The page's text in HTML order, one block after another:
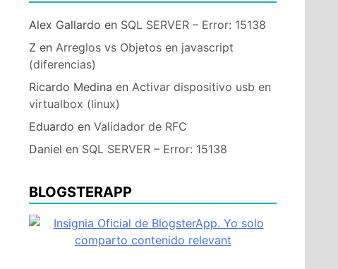
Alex Gallardo en SQL SERVER – Error: 15138
Z en Arreglos vs Objetos en javascript
(diferencias)
Ricardo Medina en Activar dispositivo usb en
virtualbox (linux)
Eduardo en Validador de RFC
Daniel en SQL SERVER – Error: 15138
BLOGSTERAPP